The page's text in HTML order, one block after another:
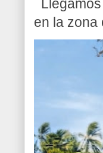
en la zona